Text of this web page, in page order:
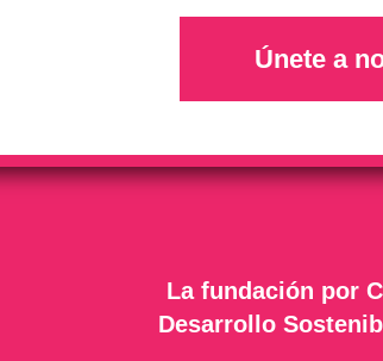
Únete a
La fundación por
Desarrollo